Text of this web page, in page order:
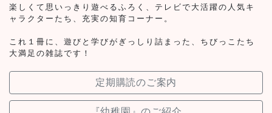
楽しくて思いっきり遊べるふろく、テレビで大活躍の人気キ
ャラクターたち、充実の知育コーナー。
これ１冊に、遊びと学びがぎっしり詰まった、ちびっこたち
大満足の雑誌です！
定期購読のご案内